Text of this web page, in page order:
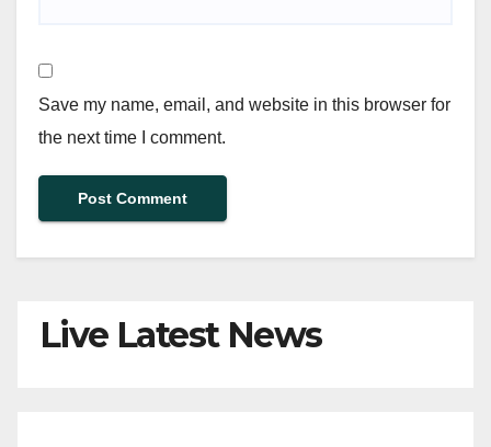
Save my name, email, and website in this browser for
the next time I comment.
Live Latest News